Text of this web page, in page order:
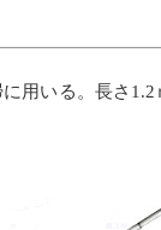
用いる。長さ